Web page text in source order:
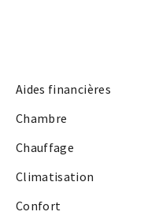
Aides financières
Chambre
Chauffage
Climatisation
Confort